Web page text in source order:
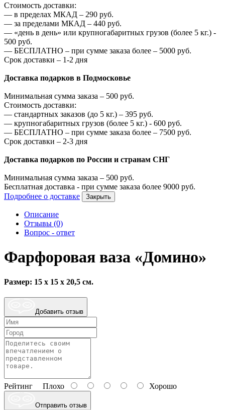
Стоимость доставки:
— в пределах МКАД – 290 руб.
— за пределами МКАД – 440 руб.
— «день в день» или крупногабаритных грузов (более 5 кг.) -
500 руб.
— БЕСПЛАТНО – при сумме заказа более – 5000 руб.
Срок доставки – 1-2 дня
Доставка подарков в Подмосковье
Минимальная сумма заказа – 500 руб.
Стоимость доставки:
— стандартных заказов (до 5 кг.) – 395 руб.
— крупногабаритных грузов (более 5 кг.) - 600 руб.
— БЕСПЛАТНО – при сумме заказа более – 7500 руб.
Срок доставки – 2-3 дня
Доставка подарков по России и странам СНГ
Минимальная сумма заказа – 500 руб.
Бесплатная доставка - при сумме заказа более 9000 руб.
Подробнее о доставке
Закрыть
Описание
Отзывы (0)
Вопрос - ответ
Фарфоровая ваза «Домино»
Размер: 15 х 15 х 20,5 см.
Добавить отзыв
Рейтинг Плохо Хорошо
Отправить отзыв